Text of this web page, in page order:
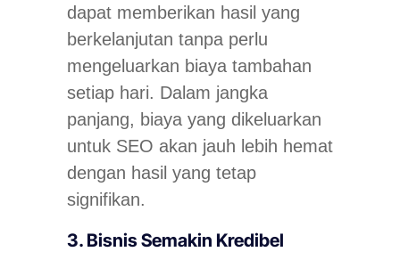
dapat memberikan hasil yang
berkelanjutan tanpa perlu
mengeluarkan biaya tambahan
setiap hari. Dalam jangka
panjang, biaya yang dikeluarkan
untuk SEO akan jauh lebih hemat
dengan hasil yang tetap
signifikan.
3. Bisnis Semakin Kredibel